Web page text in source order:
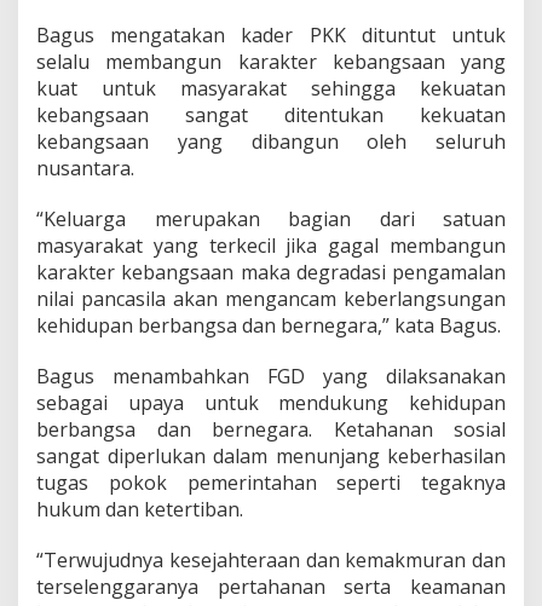
K
D
a
p
a
g
k
a
t
a
W
a
w
s
a
n
e
a
Bagus mengatakan kader PKK dituntut untuk
selalu membangun karakter kebangsaan yang
kuat untuk masyarakat sehingga kekuatan
kebangsaan sangat ditentukan kekuatan
kebangsaan yang dibangun oleh seluruh
nusantara.
“Keluarga merupakan bagian dari satuan
masyarakat yang terkecil jika gagal membangun
karakter kebangsaan maka degradasi pengamalan
nilai pancasila akan mengancam keberlangsungan
kehidupan berbangsa dan bernegara,” kata Bagus.
Bagus menambahkan FGD yang dilaksanakan
sebagai upaya untuk mendukung kehidupan
berbangsa dan bernegara. Ketahanan sosial
sangat diperlukan dalam menunjang keberhasilan
tugas pokok pemerintahan seperti tegaknya
hukum dan ketertiban.
“Terwujudnya kesejahteraan dan kemakmuran dan
terselenggaranya pertahanan serta keamanan